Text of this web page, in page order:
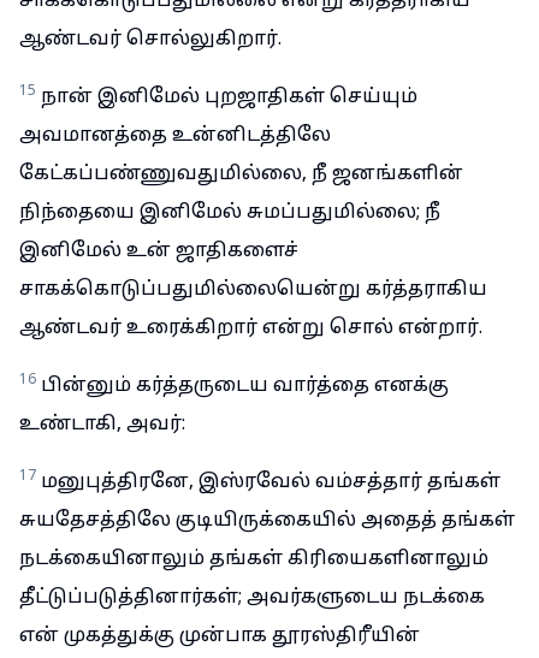
ஆண்டவர் சொல்லுகிறார்.
15 நான் இனிமேல் புறஜாதிகள் செய்யும்
அவமானத்தை உன்னிடத்திலே
கேட்கப்பண்ணுவதுமில்லை, நீ ஜனங்களின்
நிந்தையை இனிமேல் சுமப்பதுமில்லை; நீ
இனிமேல் உன் ஜாதிகளைச்
சாகக்கொடுப்பதுமில்லையென்று கர்த்தராகிய
ஆண்டவர் உரைக்கிறார் என்று சொல் என்றார்.
16 பின்னும் கர்த்தருடைய வார்த்தை எனக்கு
உண்டாகி, அவர்:
17 மனுபுத்திரனே, இஸ்ரவேல் வம்சத்தார் தங்கள்
சுயதேசத்திலே குடியிருக்கையில் அதைத் தங்கள்
நடக்கையினாலும் தங்கள் கிரியைகளினாலும்
தீட்டுப்படுத்தினார்கள்; அவர்களுடைய நடக்கை
என் முகத்துக்கு முன்பாக தூரஸ்திரீயின்